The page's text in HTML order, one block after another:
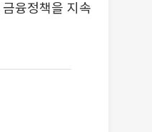
융정책을 지속